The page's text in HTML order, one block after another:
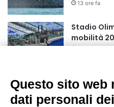
13 ore fa
Stadio
mobilità
17 ore fa
farmaci in
20 ore fa
Questo sito web
dati personali